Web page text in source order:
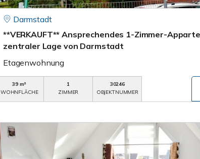
Darmstadt
**VERKAUFT** Ansprechendes 1-Zimmer-
zentraler Lage von Darmstadt
Etagenwohnung
39 m²
WOHNFLÄCHE
1
ZIMMER
30246
OBJEKTNUMMER